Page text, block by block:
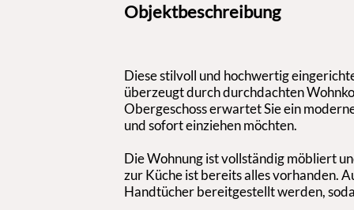
Objektbeschreibung
Diese stilvoll und hochwertig
überzeugt durch durchdachten
Obergeschoss erwartet Sie ein
und sofort einziehen möchten.
Die Wohnung ist vollständig möbliert
zur Küche ist bereits alles vorhanden.
Handtücher bereitgestellt werden,